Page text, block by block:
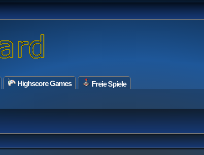
Highscore Games Freie Spiele